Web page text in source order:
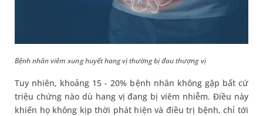
Bệnh nhân viêm xung huyết hang vị thường bị đau thượng vị
Tuy nhiên, khoảng 15 - 20% bệnh nhân không gặp bất cứ
triệu chứng nào dù hang vị đang bị viêm nhiễm. Điều này
khiến họ không kịp thời phát hiện và điều trị bệnh, chỉ tới